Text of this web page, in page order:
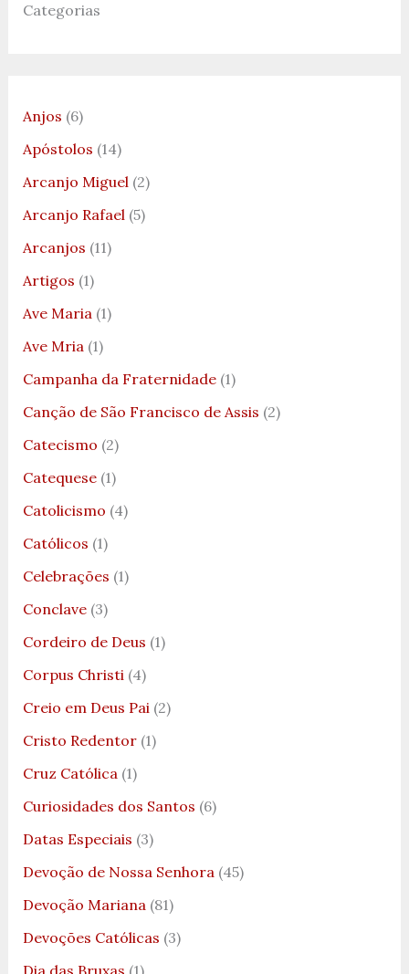
Categorias
Anjos (6)
Apóstolos (14)
Arcanjo Miguel(2)
Arcanjo Rafael(5)
Arcanjos (11)
Artigos (1)
Ave Maria(1)
Ave Mria(1)
Campanha da Fraternidade(1)
Canção de São Francisco de Assis (2)
Catecismo (2)
Catequese(1)
Catolicismo (4)
Católicos (1)
Celebrações (1)
Conclave(3)
Cordeiro de Deus (1)
Corpus Christi(4)
Creio em Deus Pai(2)
Cristo Redentor(1)
Cruz Católica(1)
Curiosidades dos Santos (6)
Datas Especiais (3)
Devoção de Nossa Senhora(45)
Devoção Mariana(81)
Devoções Católicas (3)